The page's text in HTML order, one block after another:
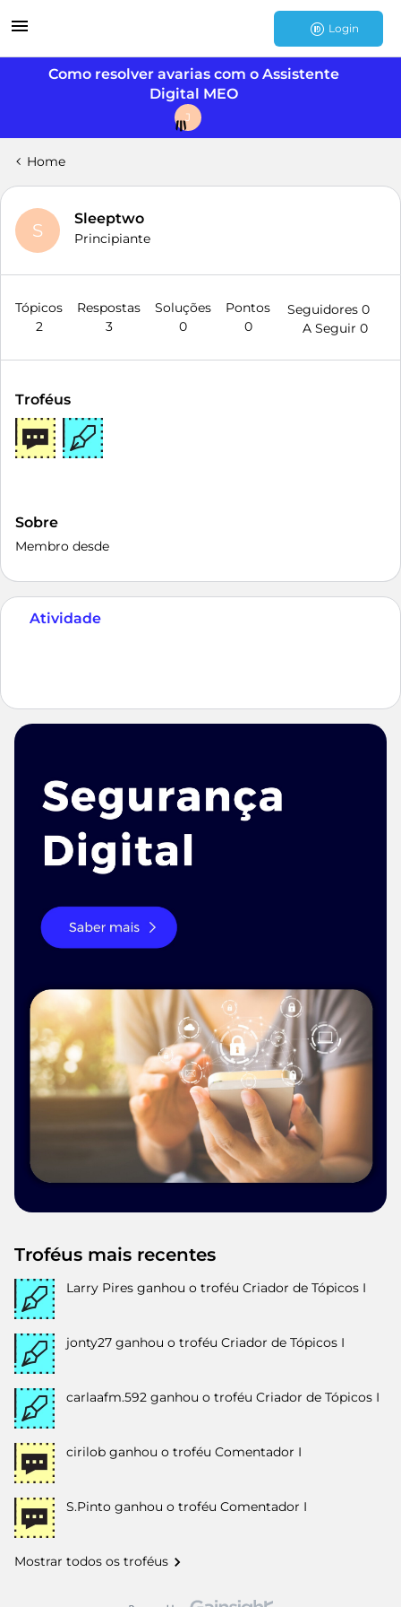
Login
Como resolver avarias com o Assistente
Digital MEO
J
Home
S
Sleeptwo
Principiante
Tópicos
2
Respostas
3
Soluções
0
Pontos
0
Seguidores 0
A Seguir 0
Troféus
Sobre
Membro desde
Atividade
Troféus mais recentes
Larry Pires ganhou o troféu Criador de Tópicos I
jonty27 ganhou o troféu Criador de Tópicos I
carlaafm.592 ganhou o troféu Criador de Tópicos I
cirilob ganhou o troféu Comentador I
S.Pinto ganhou o troféu Comentador I
Mostrar todos os troféus